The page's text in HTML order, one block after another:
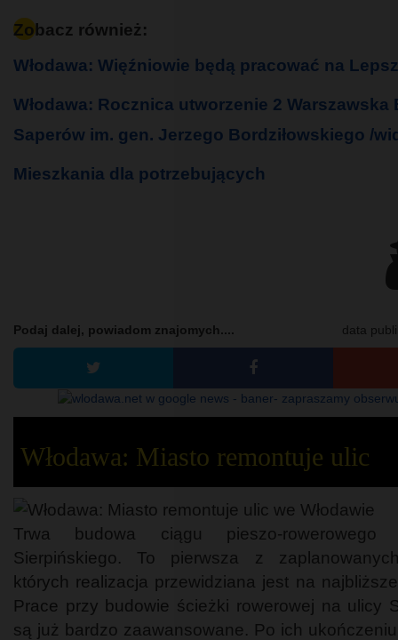
Zobacz również:
Włodawa: Więźniowie będą pracować na
Włodawa: Rocznica utworzenie 2 Warszawska
Saperów im. gen. Jerzego Bordziłowskiego /
Mieszkania dla potrzebujących
data
Podaj dalej, powiadom znajomych....
Włodawa: Miasto remontuje ulic
Trwa budowa ciągu pieszo-
Sierpińskiego. To pierwsza z
których realizacja przewidziana jest na
Prace przy budowie ścieżki rowerowej na ulicy
są już bardzo zaawansowane. Po ich